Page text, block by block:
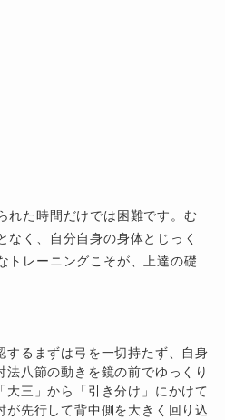
れた時間だけでは困難です。む
なく、自分自身の身体とじっく
トレーニングこそが、上達の礎
するまずは弓を一切持たず、自身
法八節の動きを鏡の前でゆっくり
大三」から「引き分け」にかけて
が先行して背中側を大きく回り込